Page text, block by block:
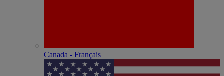
Canada - Français